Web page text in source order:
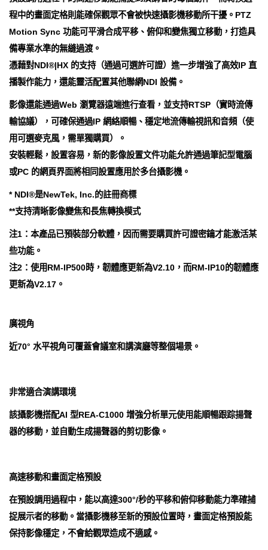
程中的畫面定格則能確保觀眾不會被快速攝影機移動所干擾。PTZ
Motion Sync 功能可平滑合成平移、俯仰和變焦獨立移動，打造具
備專業水準的無縫過渡。
憑藉對NDI®|HX 的支持（通過可選許可證）進一步增強了高效IP 直
播製作能力，還能靈活配置其他聯網NDI 設備。
影像還能通過Web 瀏覽器遠端進行查看，並支持RTSP（實時流傳
輸協議），可確保通過IP 網絡順暢、穩定地流傳輸視訊和音頻（使
用可選麥克風，需單獨購買）。
安裝輕鬆，設置容易，新的影像設置文件功能允許通過筆記型電腦
或PC 的網頁界面將相同設置應用於多台攝影機。
* NDI®是NewTek, Inc.的註冊商標
**支持清晰影像變焦和長焦轉換模式
注1：本產品已預裝部分軟體，因而需要購買許可證密鑰才能激活某
些功能。
注2：使用RM-IP500時，韌體應更新為V2.10，而RM-IP10的韌體應
更新為V2.17。
廣視角
近70° 水平視角可覆蓋會議室和講演廳等整個場景。
非常適合演講環境
該攝影機搭配AI 型REA-C1000 增強分析單元使用能順暢跟踪揚聲
器的移動，並自動生成揚聲器的剪切影像。
高速移動和畫面定格預設
在預設調用過程中，能以高達300°/秒的平移和俯仰移動能力準確捕
捉展示者的移動。當攝影機移至新的預設位置時，畫面定格預設能
保持影像穩定，不會給觀眾造成不適感。